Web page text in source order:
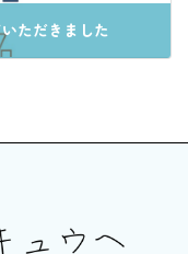
ただきました